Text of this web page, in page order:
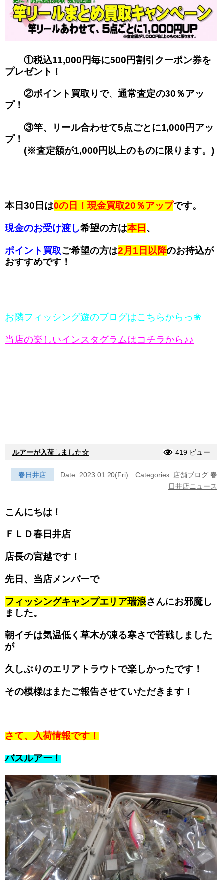
①税込11,000円毎に500円割引クーポン券を
プレゼント！
②ポイント買取りで、通常査定の30％アッ
プ！
③竿、リール合わせて5点ごとに1,000円アッ
プ！
(※査定額が1,000円以上のものに限ります。)
本日30日は0の日 ！ 現金買取20％アップです。
現金のお受け渡し希望の方は本日 、
ポイント買取ご希望の方は2月1日以降のお持込が
おすすめです！
お隣フィッシング遊のブログはこちらからっ❀
当店の楽しいインスタグラムはコチラから♪♪
ルアーが入荷しました☆ 419 ビュー
春日井店 Date: 2023.01.20(Fri) Categories: 店舗ブログ 春
日井店ニュース
こんにちは！
ＦＬＤ春日井店
店長の宮越です！
先日、当店メンバーで
フィッシングキャンプエリア瑞浪さんにお邪魔し
ました。
朝イチは気温低く草木が凍る寒さで苦戦しました
が
久しぶりのエリアトラウトで楽しかったです！
その模様はまたご報告させていただきます！
さて、入荷情報です！
バスルアー！